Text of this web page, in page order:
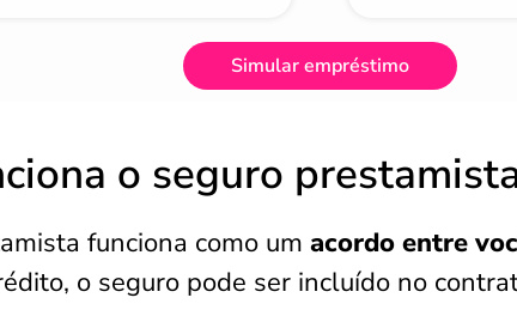
Simular empréstimo
o seguro
funciona como um acordo entre
o seguro pode ser incluído no